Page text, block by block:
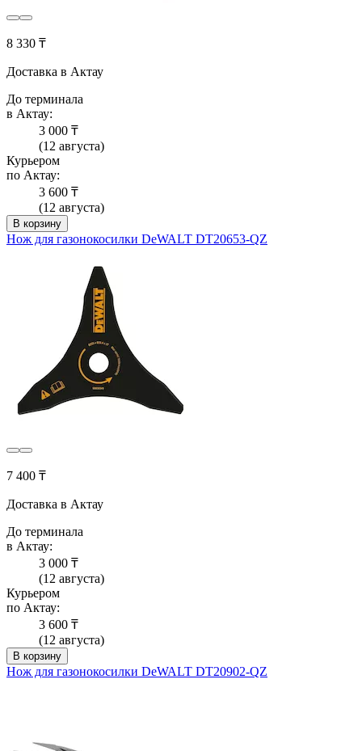
8 330 ₸
Доставка в Актау
До терминала
в Актау:
3 000 ₸
(12 августа)
Курьером
по Актау:
3 600 ₸
(12 августа)
В корзину
Нож для газонокосилки DeWALT DT20653-QZ
7 400 ₸
Доставка в Актау
До терминала
в Актау:
3 000 ₸
(12 августа)
Курьером
по Актау:
3 600 ₸
(12 августа)
В корзину
Нож для газонокосилки DeWALT DT20902-QZ